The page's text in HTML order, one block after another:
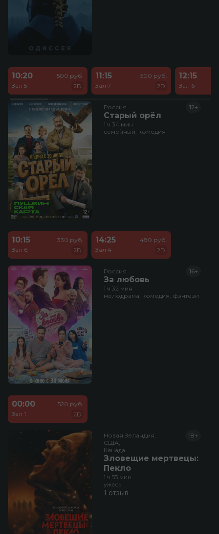
10:20
Зал 5
500 руб.
2D
11:15
Зал 7
500 руб.
2D
12:15
Зал 6
Россия
Старый орёл
12+
1 ч 34 мин
семейный, комедия
10:15
Зал 6
330 руб.
2D
14:25
Зал 4
480 руб.
2D
Россия
За любовь
16+
1 ч 32 мин
мелодрама, комедия, фэнтези
00:00
Зал 1
520 руб.
2D
Новая Зеландия,
США,
Канада
Зловещие мертвецы:
Пекло
18+
1 ч 55 мин
ужасы
1 отзыв